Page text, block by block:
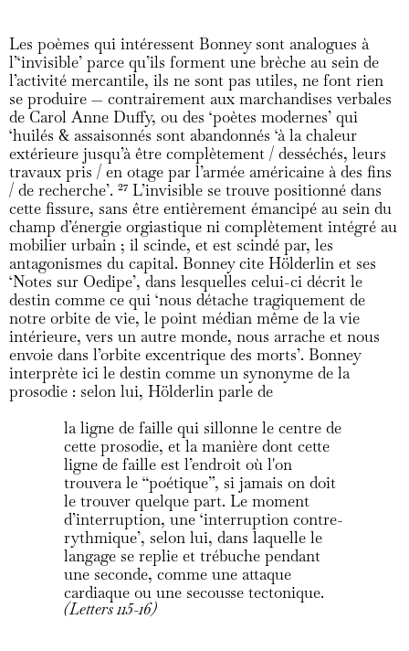
Les poèmes qui intéressent Bonney sont analogues à
l’‘invisible’ parce qu’ils forment une brèche au sein de
l’activité mercantile, ils ne sont pas utiles, ne font rien
se produire — contrairement aux marchandises verbales
de Carol Anne Duffy, ou des ‘poètes modernes’ qui
‘huilés & assaisonnés sont abandonnés ‘à la chaleur
extérieure jusqu’à être complètement / desséchés, leurs
travaux pris / en otage par l’armée américaine à des fins
/ de recherche’. 27 L’invisible se trouve positionné dans
cette fissure, sans être entièrement émancipé au sein du
champ d’énergie orgiastique ni complètement intégré au
mobilier urbain ; il scinde, et est scindé par, les
antagonismes du capital. Bonney cite Hölderlin et ses
‘Notes sur Oedipe’, dans lesquelles celui-ci décrit le
destin comme ce qui ‘nous détache tragiquement de
notre orbite de vie, le point médian même de la vie
intérieure, vers un autre monde, nous arrache et nous
envoie dans l’orbite excentrique des morts’. Bonney
interprète ici le destin comme un synonyme de la
prosodie : selon lui, Hölderlin parle de
la ligne de faille qui sillonne le centre de
cette prosodie, et la manière dont cette
ligne de faille est l’endroit où l'on
trouvera le “poétique”, si jamais on doit
le trouver quelque part. Le moment
d’interruption, une ‘interruption contre-
rythmique’, selon lui, dans laquelle le
langage se replie et trébuche pendant
une seconde, comme une attaque
cardiaque ou une secousse tectonique.
(Letters 115-16)